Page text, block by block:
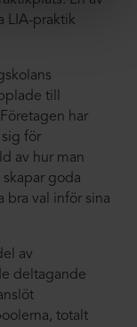
LIA-praktik
till
har
för
av hur man
goda
bra val inför sina
av
deltagande
totalt